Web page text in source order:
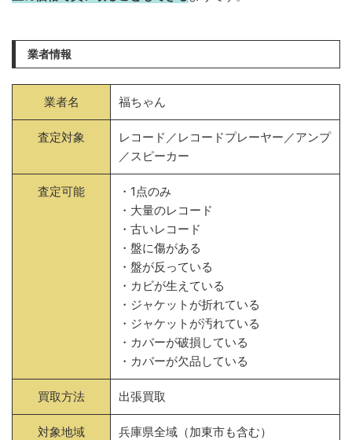
業者情報
業者名 福ちゃん
査定対象
レコード／レコードプレーヤー／アンプ
／スピーカー
査定可能
・1点のみ
・大量のレコード
・古いレコード
・盤に傷がある
・盤が反っている
・カビが生えている
・ジャケットが折れている
・ジャケットが汚れている
・カバーが破損している
・カバーが欠品している
買取方法 出張買取
対象地域 兵庫県全域（加東市も含む）